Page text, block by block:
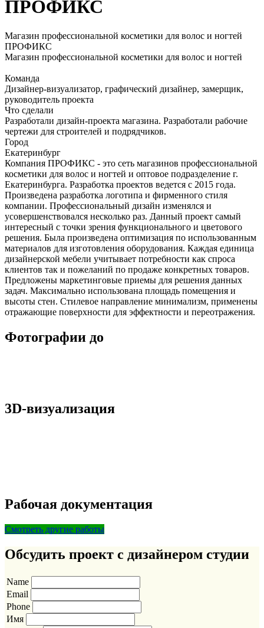
ПРОФИКС
Магазин профессиональной косметики для волос и ногтей
ПРОФИКС
Магазин профессиональной косметики для волос и ногтей
Команда
Дизайнер-визуализатор, графический дизайнер, замерщик,
руководитель проекта
Что сделали
Разработали дизайн-проекта магазина. Разработали рабочие
чертежи для строителей и подрядчиков.
Город
Екатеринбург
Компания ПРОФИКС - это сеть магазинов профессиональной
косметики для волос и ногтей и оптовое подразделение г.
Екатеринбурга. Разработка проектов ведется с 2015 года.
Произведена разработка логотипа и фирменного стиля
компании. Профессиональный дизайн изменялся и
усовершенствовался несколько раз. Данный проект самый
интересный с точки зрения функционального и цветового
решения. Была произведена оптимизация по использованным
материалов для изготовления оборудования. Каждая единица
дизайнерской мебели учитывает потребности как спроса
клиентов так и пожеланий по продаже конкретных товаров.
Предложены маркетинговые приемы для решения данных
задач. Максимально использована площадь помещения и
высоты стен. Стилевое направление минимализм, применены
отражающие поверхности для эффектности и переотражения.
Фотографии до
3D-визуализация
Рабочая документация
Смотреть другие работы
Обсудить проект с дизайнером студии
Name
Email
Phone
Имя